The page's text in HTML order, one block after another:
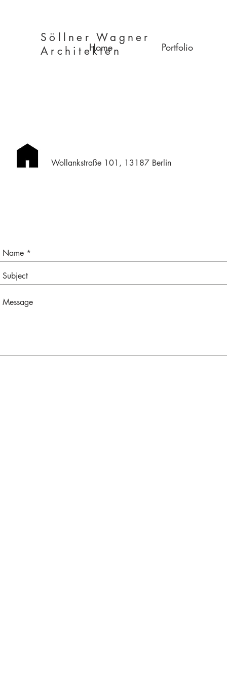
Söllner Wagner
Architekten
Home Portfolio
Wollankstraße 101, 13187 Berlin